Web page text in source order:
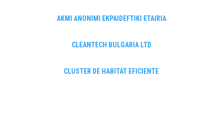
AKMI ANONIMI EKPAIDEFTIKI ETAIRIA
CLEANTECH BULGARIA LTD
CLUSTER DE HABITAT EFICIENTE